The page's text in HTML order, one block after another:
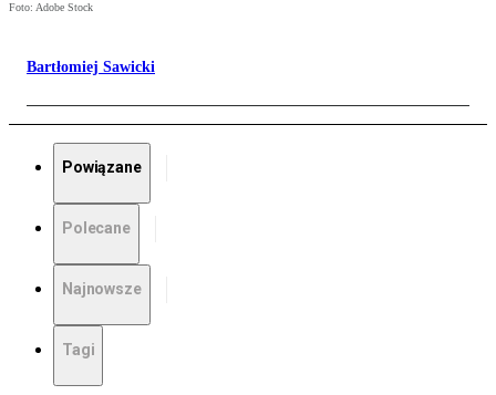
Foto: Adobe Stock
Bartłomiej Sawicki
Powiązane
Polecane
Najnowsze
Tagi